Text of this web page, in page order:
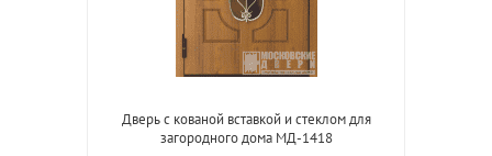
Дверь с кованой вставкой и стеклом для
загородного дома МД-1418